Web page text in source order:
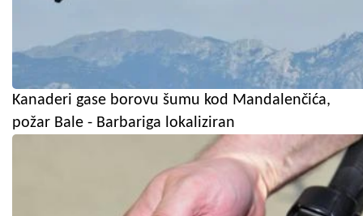
Kanaderi gase borovu šumu kod Mandalenčića,
požar Bale - Barbariga lokaliziran